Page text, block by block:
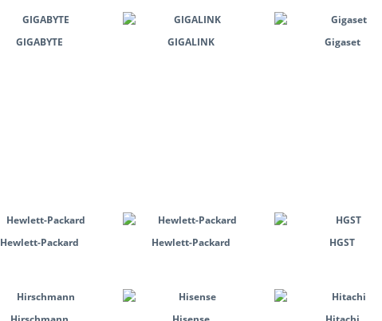
GIGABYTE GIGALINK Gigaset
Hewlett-Packard Hewlett-Packard HGST